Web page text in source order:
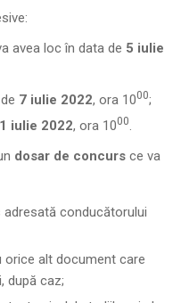
avea loc în data de 5 iulie
7 iulie 2022, ora 1000;
iulie 2022, ora 1000.
dosar de concurs ce va
conducătorului
orice alt document care
după caz;